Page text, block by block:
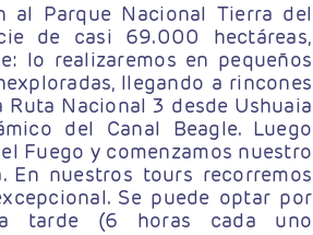
al Parque Nacional Tierra del
de casi 69.000 hectáreas,
lo realizaremos en pequeños
llegando a rincones
Ruta Nacional 3 desde Ushuaia
del Canal Beagle. Luego
Fuego y comenzamos nuestro
En nuestros tours recorremos
Se puede optar por
tarde (6 horas cada uno